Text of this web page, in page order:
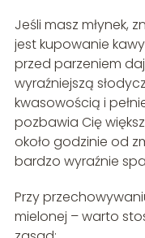
Jeśli masz młynek,
jest kupowanie
przed parzeniem
wyraźniejszą
kwasowością i
pozbawia Cię
około godzinie od
bardzo wyraźnie
Przy
mielonej – warto